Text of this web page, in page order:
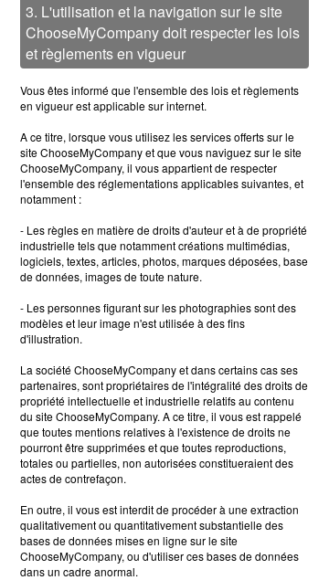
3. L'utilisation et la navigation sur le site
ChooseMyCompany doit respecter les lois
et règlements en vigueur
Vous êtes informé que l'ensemble des lois et règlements
en vigueur est applicable sur internet.
A ce titre, lorsque vous utilisez les services offerts sur le
site ChooseMyCompany et que vous naviguez sur le site
ChooseMyCompany, il vous appartient de respecter
l'ensemble des réglementations applicables suivantes, et
notamment :
- Les règles en matière de droits d'auteur et à de propriété
industrielle tels que notamment créations multimédias,
logiciels, textes, articles, photos, marques déposées, base
de données, images de toute nature.
- Les personnes figurant sur les photographies sont des
modèles et leur image n'est utilisée à des fins
d'illustration.
La société ChooseMyCompany et dans certains cas ses
partenaires, sont propriétaires de l'intégralité des droits de
propriété intellectuelle et industrielle relatifs au contenu
du site ChooseMyCompany. A ce titre, il vous est rappelé
que toutes mentions relatives à l'existence de droits ne
pourront être supprimées et que toutes reproductions,
totales ou partielles, non autorisées constitueraient des
actes de contrefaçon.
En outre, il vous est interdit de procéder à une extraction
qualitativement ou quantitativement substantielle des
bases de données mises en ligne sur le site
ChooseMyCompany, ou d'utiliser ces bases de données
dans un cadre anormal.